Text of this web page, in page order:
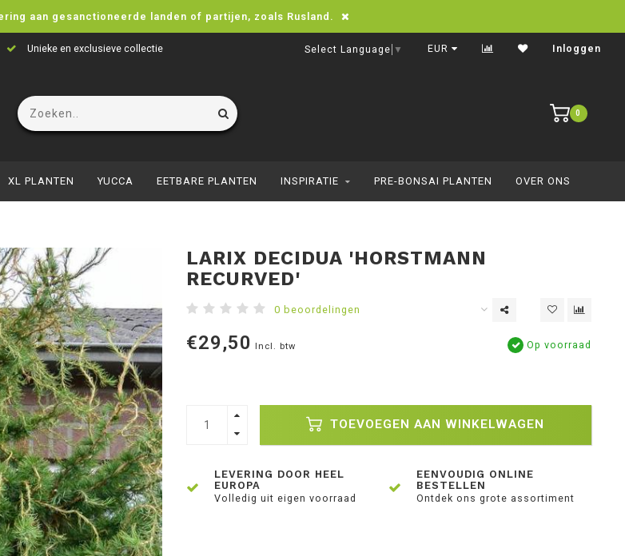
aan gesanctioneerde landen of partijen, zoals Rusland.
Unieke en exclusieve collectie Eenvoudig online bestellen
Select Language ▼ EUR Inloggen
0
XL PLANTEN YUCCA EETBARE PLANTEN INSPIRATIE PRE-BONSAI PLANTEN OVER ONS
LARIX DECIDUA 'HORSTMANN
RECURVED'
0 beoordelingen
€29,50 Incl. btw Op voorraad
TOEVOEGEN AAN WINKELWAGEN
LEVERING DOOR HEEL
EUROPA
Volledig uit eigen voorraad
EENVOUDIG ONLINE
BESTELLEN
Ontdek ons grote assortiment